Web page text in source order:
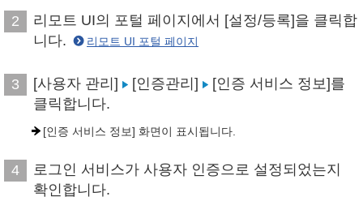
2
리모트 UI의 포털 페이지에서 [설정/등록]을 클릭합
니다.
리모트 UI 포털 페이지
3 [사용자 관리] [인증관리]
[인증 서비스 정보]를
클릭합니다.
[인증 서비스 정보] 화면이 표시됩니다.
4
로그인 서비스가 사용자 인증으로 설정되었는지
확인합니다.